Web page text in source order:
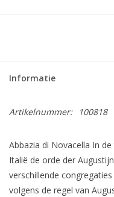
Informatie
Artikelnummer: 100818
Abbazia di Novacella In
Italië de orde der
verschillende
volgens de regel van